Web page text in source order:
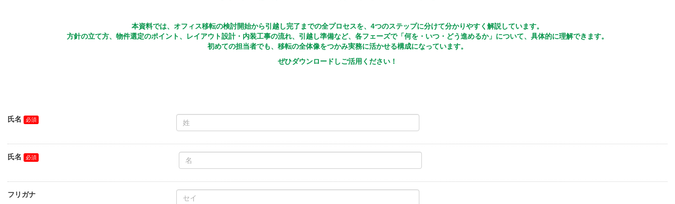
本資料では、オフィス移転の検討開始から引越し完了までの全プロセスを、4つのステップに分けて分かりやすく解説しています。
方針の立て方、物件選定のポイント、レイアウト設計・内装工事の流れ、引越し準備など、各フェーズで「何を・いつ・どう進めるか」について、具体的に理解できます。
初めての担当者でも、移転の全体像をつかみ実務に活かせる構成になっています。
ぜひダウンロードしご活用ください！
氏名
氏名
フリガナ